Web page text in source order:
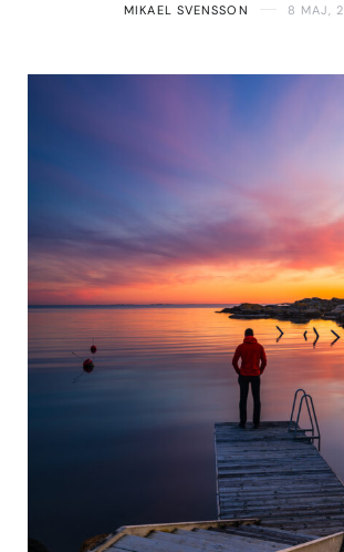
MIKAEL SVENSSON 8 MAJ,